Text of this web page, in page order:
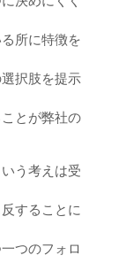
所に特徴を
択肢を提示
とが弊社の
う考えは受
することに
つのフォロ